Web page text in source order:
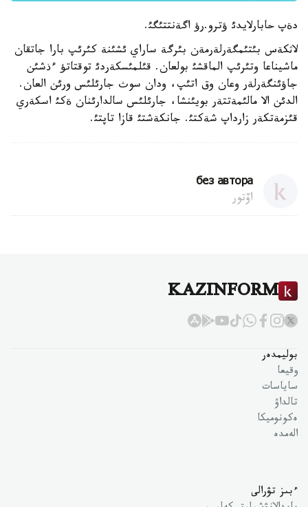
دةپ حابارلايدئ ؤترو.رؤ اگةنتتئگئ.
لاثكةس بئتئمگةرلةرمةن بئرگة ساراي ئشئنة كئرئپ بارا جاتقان
ماشيناعا وتئرئپ الماقشئ بولعان. قئلمئسكةردئ توقتاتؤ ءذشئن
جاؤئنگةرلةر وعان وق اتئپ، ودان سوث جارئلئس ورئن العان.
الدئن الا مالئمةتتةر بويئنشا، جارئلئس سالدارئنان ةكئ اسكةري
قئزمةتكةر زارداپ شةكتئ. جانكةشتئ قازا تاپتئ.
без автора
اۆتور
KAZINFORM
بوليمدەر
وقيعا
ساياسات
تالداۋ
ەكونوميكا
الەمدە
ءبىز تۋرالى